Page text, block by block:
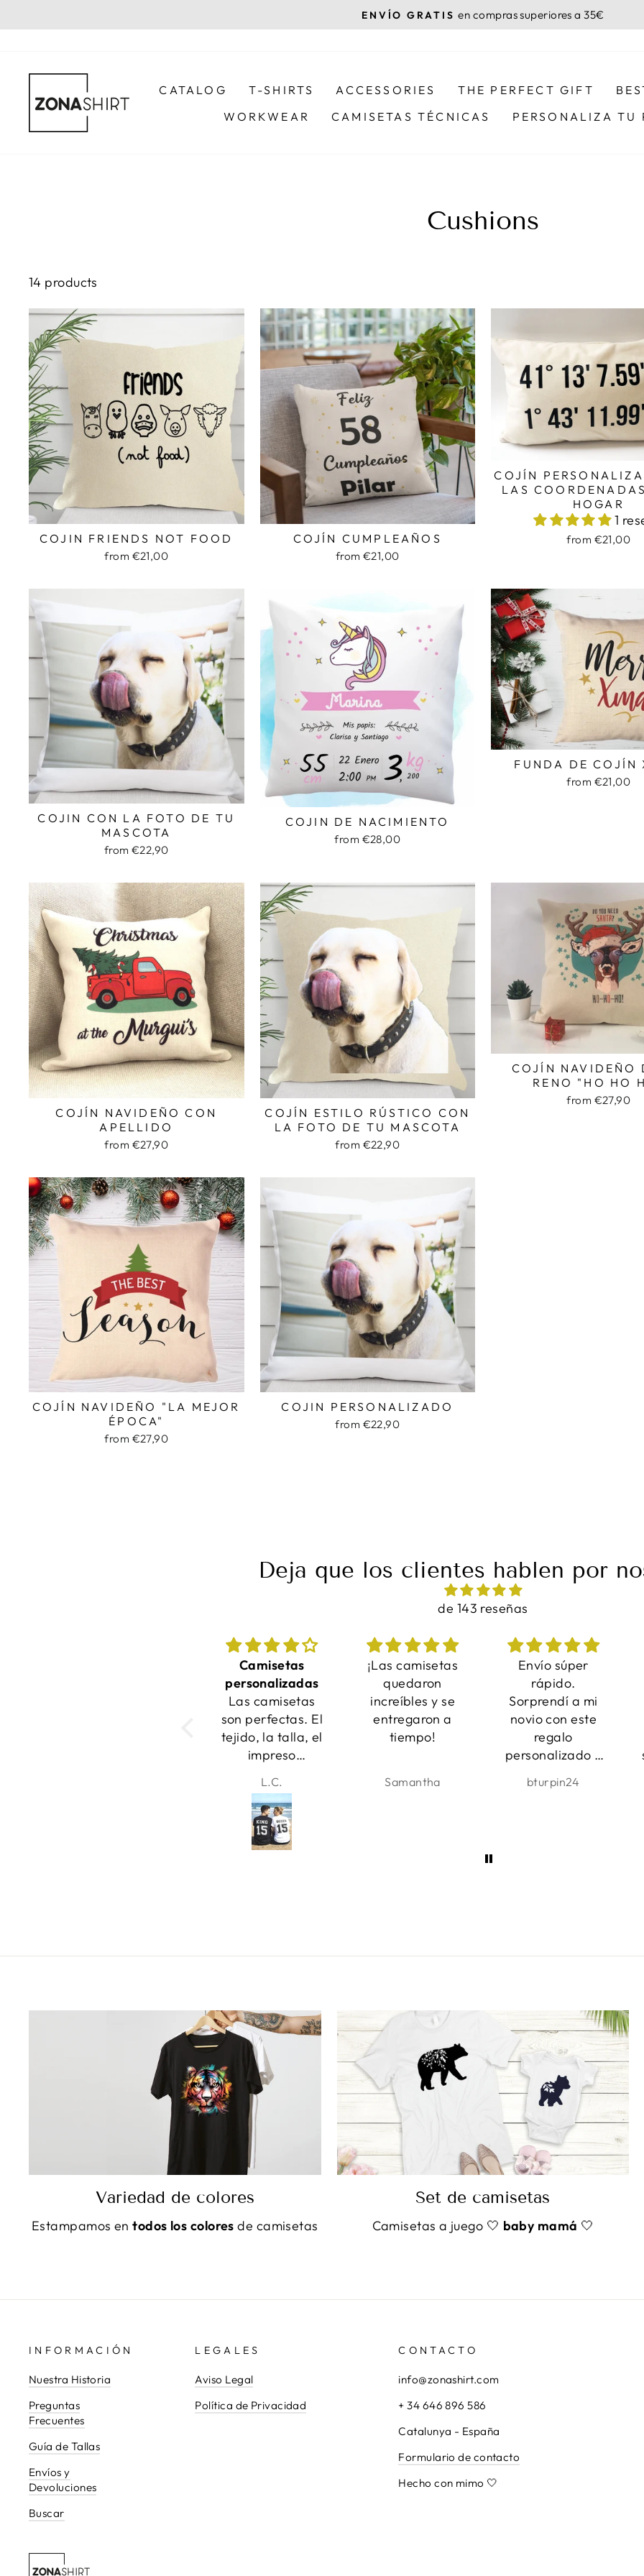
to
Pause
ENVÍO GRATIS en compras superiores a 35€
CATALOG T-SHIRTS ACCESSORIES THE PERFECT GIFT
WORKWEAR
CAMISETAS TÉCNICAS PERSONALIZA TU
Cushions
14 products
COJIN FRIENDS NOT FOOD
from €21,00
COJÍN CUMPLEAÑOS
from €21,00
COJÍN
LAS
HOGAR
1
from €21,00
COJIN CON LA FOTO DE TU
MASCOTA
from €22,90
COJIN DE NACIMIENTO
from €28,00
FUNDA DE COJÍN
from €21,00
COJÍN NAVIDEÑO CON
APELLIDO
from €27,90
COJÍN ESTILO RÚSTICO CON
LA FOTO DE TU MASCOTA
from €22,90
COJÍN NAVIDEÑO
RENO "HO HO
from €27,90
COJÍN NAVIDEÑO "LA MEJOR
ÉPOCA"
from €27,90
COJIN PERSONALIZADO
from €22,90
Deja que los clientes hablen por
de 143 reseñas
¡Las camisetas
quedaron
increíbles y se
entregaron a
tiempo!
Samantha
Envío súper
rápido.
Sorprendí a mi
novio con este
regalo
resultó muy
bturpin24
Fue perfecto y
qué regalo tan
adorable.
Entrega muy
rápida y un
servicio increíble!
contento con
Bára
Variedad de colores
Estampamos entodos los colores de camisetas
Set de camisetas
Camisetas a juego 🤍 baby mamá 🤍
INFORMACIÓN
Nuestra Historia
Preguntas
Frecuentes
Guía de Tallas
Envíos y
Devoluciones
Buscar
LEGALES
Aviso Legal
Política de Privacidad
CONTACTO
info@zonashirt.com
+ 34 646 896 586
Catalunya - España
Formulario de contacto
Hecho con mimo 🤍